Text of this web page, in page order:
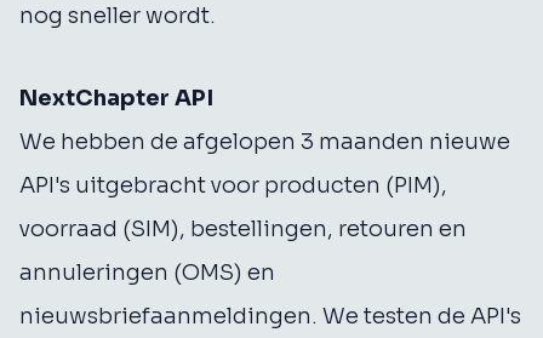
nog sneller wordt.
NextChapter API
We hebben de afgelopen 3 maanden nieuwe
API's uitgebracht voor producten (PIM),
voorraad (SIM), bestellingen, retouren en
annuleringen (OMS) en
nieuwsbriefaanmeldingen. We testen de API's